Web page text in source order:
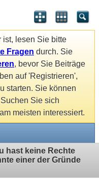
ist, lesen Sie bitte
Fragen durch. Sie
, bevor Sie Beiträge
auf 'Registrieren',
starten. Sie können
Sie sich
meisten interessiert.
hast keine Rechte
einer der Gründe